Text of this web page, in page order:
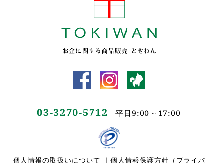
03-3270-5712 平日9:00～17:00
個人情報の取扱いについて ｜ 個人情報保護方針（プライバ